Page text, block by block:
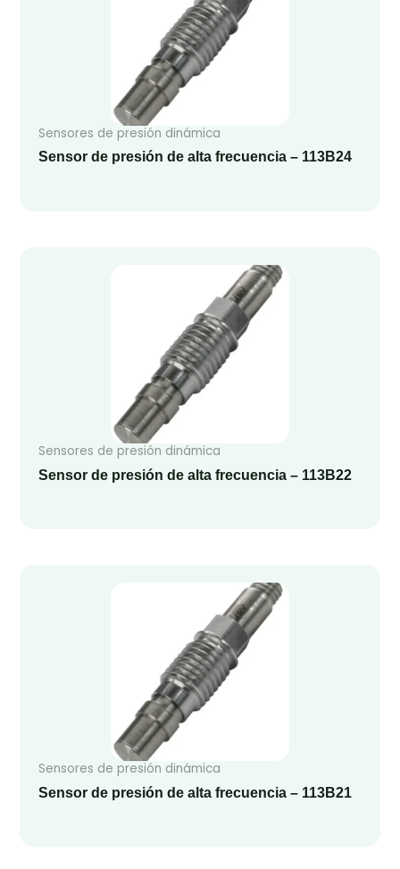
Sensores de presión dinámica
Sensor de presión de alta frecuencia – 113B24
Sensores de presión dinámica
Sensor de presión de alta frecuencia – 113B22
Sensores de presión dinámica
Sensor de presión de alta frecuencia – 113B21